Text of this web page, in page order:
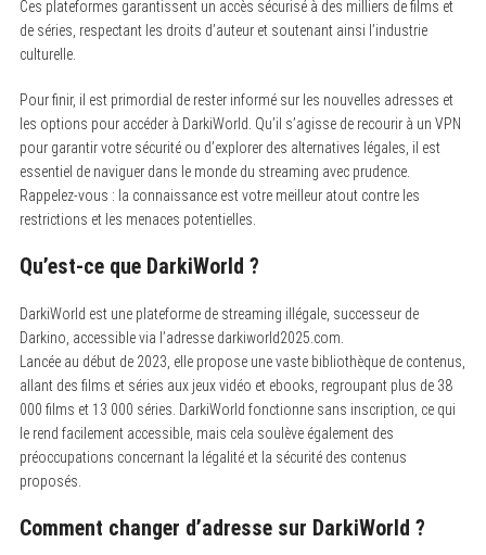
Ces plateformes garantissent un accès sécurisé à des milliers de films et
de séries, respectant les droits d’auteur et soutenant ainsi l’industrie
culturelle.
Pour finir, il est primordial de rester informé sur les nouvelles adresses et
les options pour accéder à DarkiWorld. Qu’il s’agisse de recourir à un VPN
pour garantir votre sécurité ou d’explorer des alternatives légales, il est
essentiel de naviguer dans le monde du streaming avec prudence.
Rappelez-vous : la connaissance est votre meilleur atout contre les
restrictions et les menaces potentielles.
Qu’est-ce que DarkiWorld ?
DarkiWorld est une plateforme de streaming illégale, successeur de
Darkino, accessible via l’adresse darkiworld2025.com.
Lancée au début de 2023, elle propose une vaste bibliothèque de contenus,
allant des films et séries aux jeux vidéo et ebooks, regroupant plus de 38
000 films et 13 000 séries. DarkiWorld fonctionne sans inscription, ce qui
le rend facilement accessible, mais cela soulève également des
préoccupations concernant la légalité et la sécurité des contenus
proposés.
Comment changer d’adresse sur DarkiWorld ?